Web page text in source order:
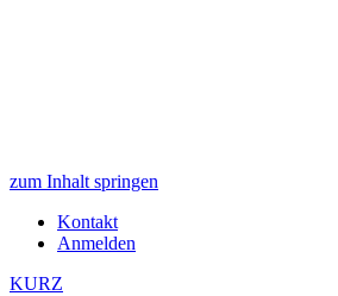
zum Inhalt springen
Kontakt
Anmelden
KURZ